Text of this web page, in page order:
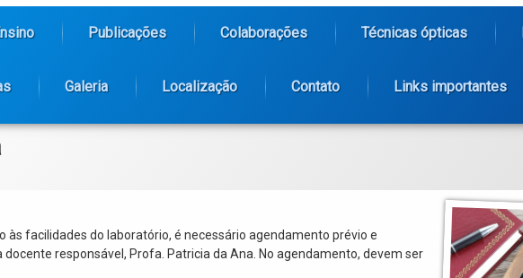
Publicações Colaborações Técnicas ópticas
Galeria Localização Contato Links importantes
às facilidades do laboratório, é necessário agendamento prévio e
docente responsável, Profa. Patricia da Ana. No agendamento, devem ser